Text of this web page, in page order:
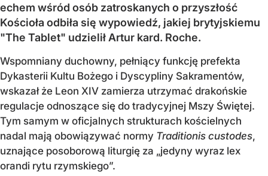
echem wśród osób zatroskanych o przyszłość
Kościoła odbiła się wypowiedź, jakiej brytyjskiemu
"The Tablet" udzielił Artur kard. Roche.
Wspomniany duchowny, pełniący funkcję prefekta
Dykasterii Kultu Bożego i Dyscypliny Sakramentów,
wskazał że Leon XIV zamierza utrzymać drakońskie
regulacje odnoszące się do tradycyjnej Mszy Świętej.
Tym samym w oficjalnych strukturach kościelnych
nadal mają obowiązywać normy Traditionis custodes,
uznające posoborową liturgię za „jedyny wyraz lex
orandi rytu rzymskiego”.